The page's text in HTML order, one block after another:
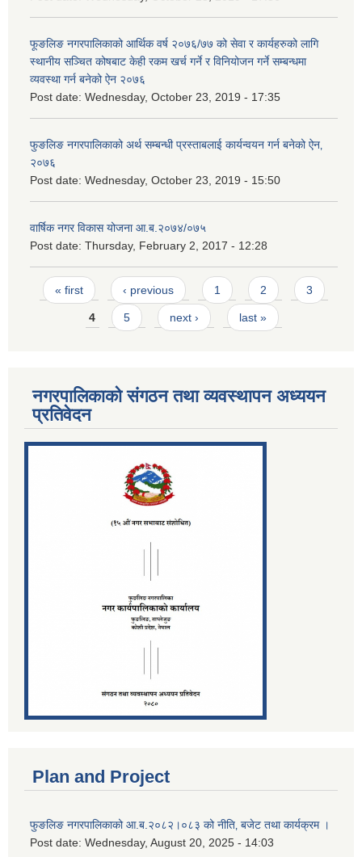
फूङलिङ नगरपालिकाको आर्थिक वर्ष २०७६/७७ को सेवा र कार्यहरुको लागि
स्थानीय सञ्चित कोषबाट केही रकम खर्च गर्ने र विनियोजन गर्ने सम्बन्धमा
व्यवस्था गर्न बनेको ऐन २०७६
Post date: Wednesday, October 23, 2019 - 17:35
फुङलिङ नगरपालिकाको अर्थ सम्बन्धी प्रस्ताबलाई कार्यन्वयन गर्न बनेको ऐन‚
२०७६
Post date: Wednesday, October 23, 2019 - 15:50
वार्षिक नगर विकास योजना आ.ब.२०७४/०७५
Post date: Thursday, February 2, 2017 - 12:28
Pages
« first ‹ previous 1 2 3
4 5 next › last »
नगरपालिकाको संगठन तथा व्यवस्थापन अध्ययन
प्रतिवेदन
Plan and Project
फुङलिङ नगरपालिकाको आ.ब.२०८२।०८३ को नीति‚ बजेट तथा कार्यक्रम ।
Post date: Wednesday, August 20, 2025 - 14:03